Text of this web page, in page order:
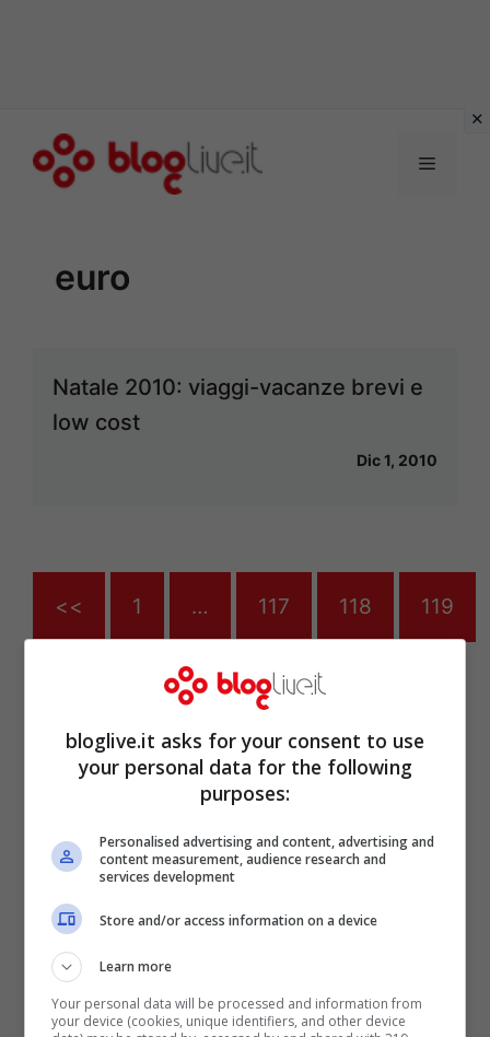
Menu
euro
Natale 2010: viaggi-vacanze brevi e
low cost
Dic 1, 2010
<< 1 … 117 118 119
Articoli recentiScopri l’Ebook Ideale per
le tue Letture Estive in
Spiaggia: Offerta
Abel Ferrara: la mia
battaglia contro la
dipendenza da crack e la
digitale gratuito per il
bloglive.it asks for your consent to use
your personal data for the following
purposes:
Personalised advertising and content, advertising and
content measurement, audience research and
services development
Store and/or access information on a device
Learn more
Your personal data will be processed and information from
your device (cookies, unique identifiers, and other device